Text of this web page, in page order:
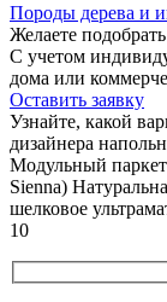
Породы дерева и
Желаете
С учетом
дома или
Оставить заявку
Узнайте, какой
дизайнера
Модульный
Sienna)
шелковое
10